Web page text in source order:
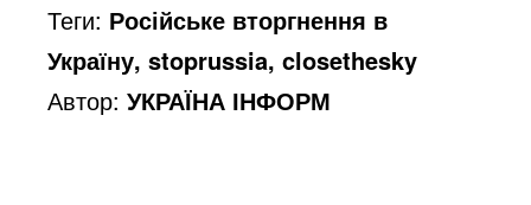
Теги: Російське вторгнення в
Україну, stoprussia, closethesky
Автор:УКРАЇНА ІНФОРМ